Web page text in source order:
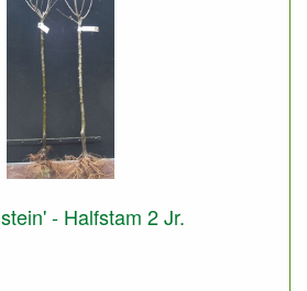
- Halfstam 2 Jr.